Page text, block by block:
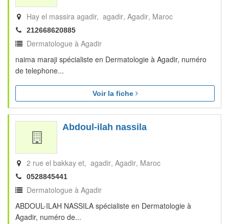
Hay el massira agadir, agadir Agadir Maroc
212668620885
Dermatologue à Agadir
naima maraji spécialiste en Dermatologie à Agadir, numéro
de telephone...
Voir la fiche
Abdoul-ilah nassila
2 rue el bakkay et, agadir Agadir Maroc
0528845441
Dermatologue à Agadir
ABDOUL-ILAH NASSILA spécialiste en Dermatologie à
Agadir, numéro de...